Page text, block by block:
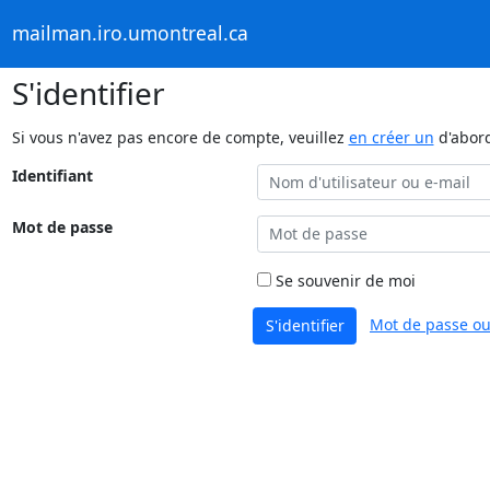
mailman.iro.umontreal.ca
S'identifier
Si vous n'avez pas encore de compte, veuillez en créer un
Identifiant
Mot de passe
Se souvenir de moi
S'identifier Mot de passe